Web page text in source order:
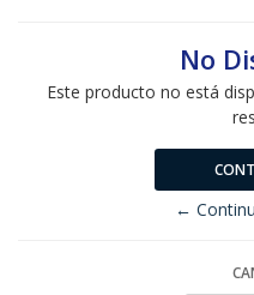
No
Este producto no está
←